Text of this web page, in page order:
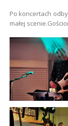
Po koncertach
małej